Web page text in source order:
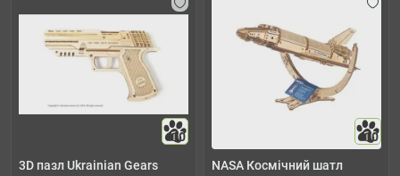
10
3D пазл Ukrainian Gears
10
NASA Космічний шатл